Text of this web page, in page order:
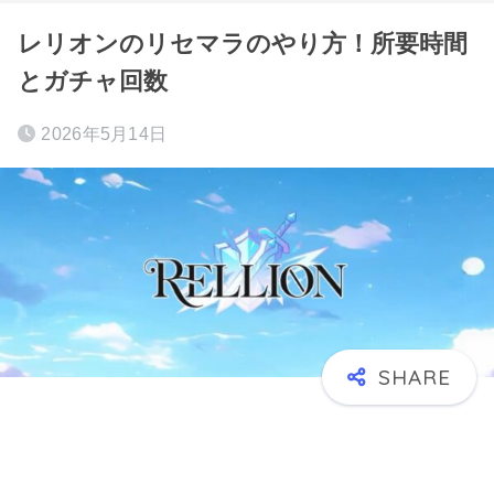
レリオンのリセマラのやり方！所要時間
とガチャ回数
2026年5月14日